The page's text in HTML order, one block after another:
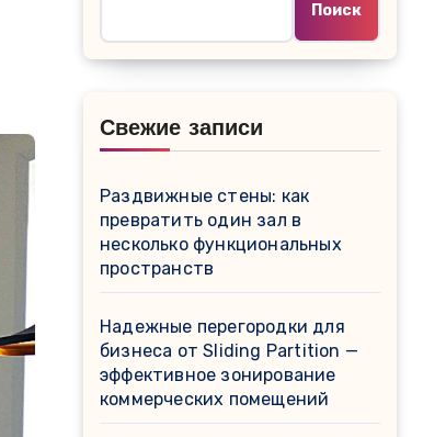
Поиск
Свежие записи
Раздвижные стены: как
превратить один зал в
несколько функциональных
пространств
Надежные перегородки для
бизнеса от Sliding Partition —
эффективное зонирование
коммерческих помещений